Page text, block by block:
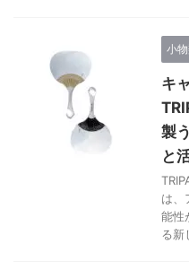
小
キ
製
と
は、
能性
る新